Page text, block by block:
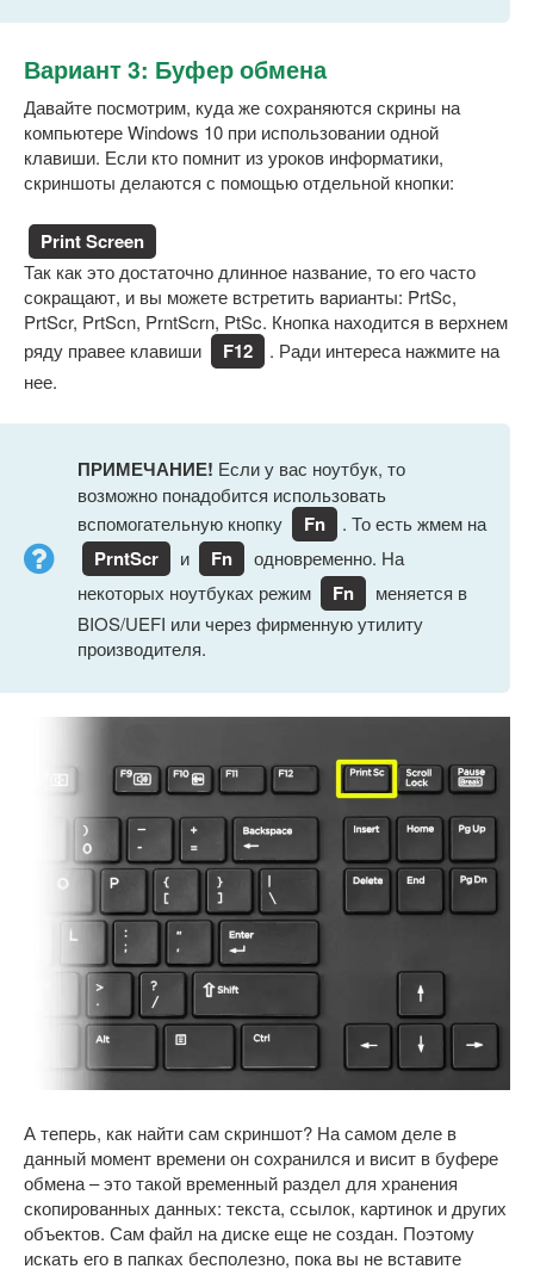
Вариант 3: Буфер обмена
Давайте посмотрим, куда же сохраняются скрины на
компьютере Windows 10 при использовании одной
клавиши. Если кто помнит из уроков информатики,
скриншоты делаются с помощью отдельной кнопки:
Print Screen
Так как это достаточно длинное название, то его часто
сокращают, и вы можете встретить варианты: PrtSc,
PrtScr, PrtScn, PrntScrn, PtSc. Кнопка находится в верхнем
ряду правее клавиши
F12
. Ради интереса нажмите на
нее.
ПРИМЕЧАНИЕ! Если у вас ноутбук, то
возможно понадобится использовать
вспомогательную кнопку
Fn . То есть жмем на
PrntScr и Fn
одновременно. На
некоторых ноутбуках режим
Fn
меняется в
BIOS/UEFI или через фирменную утилиту
производителя.
А теперь, как найти сам скриншот? На самом деле в
данный момент времени он сохранился и висит в буфере
обмена – это такой временный раздел для хранения
скопированных данных: текста, ссылок, картинок и других
объектов. Сам файл на диске еще не создан. Поэтому
искать его в папках бесполезно, пока вы не вставите